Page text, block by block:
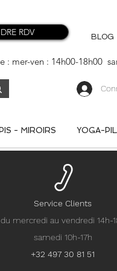
RDV BLOG
: mer-ven : 14h00-18h00
- MIROIRS YOGA-
Service Clients
du mercredi au vendredi 14h-
samedi 10h-17h
+32 497 30 81 51